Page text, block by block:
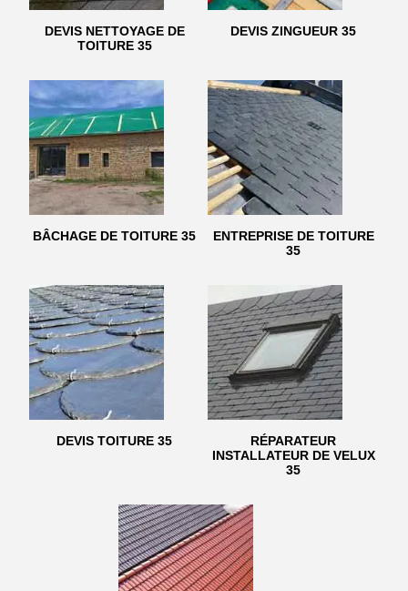
DEVIS NETTOYAGE DE
TOITURE 35
DEVIS ZINGUEUR 35
BÂCHAGE DE TOITURE 35
ENTREPRISE DE TOITURE
35
DEVIS TOITURE 35
RÉPARATEUR
INSTALLATEUR DE VELUX
35